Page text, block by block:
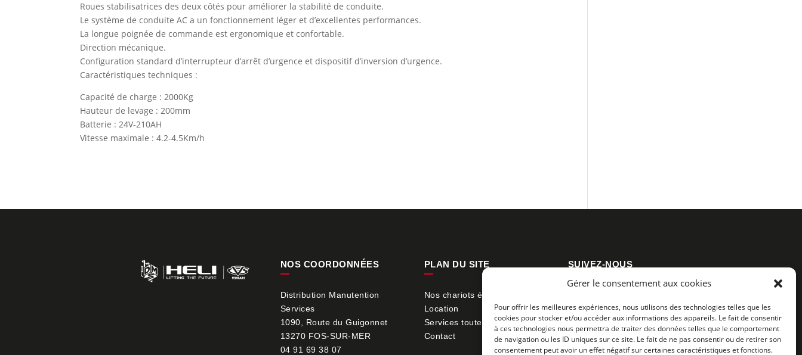
Gérer le consentement aux cookies
Pour offrir les meilleures expériences, nous utilisons des technologies telles que les
cookies pour stocker et/ou accéder aux informations des appareils. Le fait de consentir
à ces technologies nous permettra de traiter des données telles que le comportement
de navigation ou les ID uniques sur ce site. Le fait de ne pas consentir ou de retirer son
consentement peut avoir un effet négatif sur certaines caractéristiques et fonctions.
Roues stabilisatrices des deux côtés pour améliorer la stabilité de conduite.
Le système de conduite AC a un fonctionnement léger et d’excellentes performances.
La longue poignée de commande est ergonomique et confortable.
Direction mécanique.
Configuration standard d’interrupteur d’arrêt d’urgence et dispositif d’inversion d’urgence.
Caractéristiques techniques :
Capacité de charge : 2000Kg
Hauteur de levage : 200mm
Batterie : 24V-210AH
Vitesse maximale : 4.2-4.5Km/h
NOS COORDONNÉES
Distribution Manutention
Services
1090, Route du Guigonnet
13270 FOS-SUR-MER
04 91 69 38 07
PLAN DU SITE
Nos chariots élévateurs
Location
Services toutes marques
Contact
SUIVEZ-NOUS